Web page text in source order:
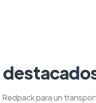
para un